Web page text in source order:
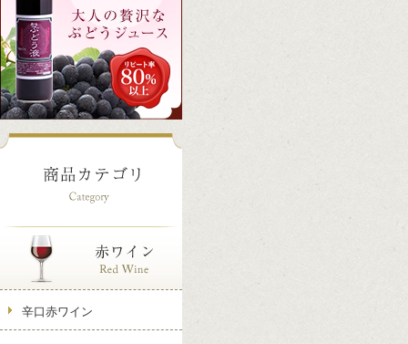
辛口赤ワイン